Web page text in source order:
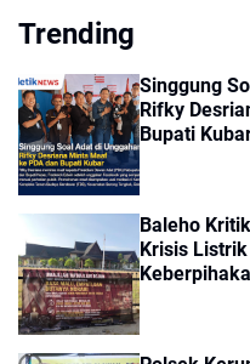
Trending
Singgung
Rifky
Bupati
Baleho
Krisis